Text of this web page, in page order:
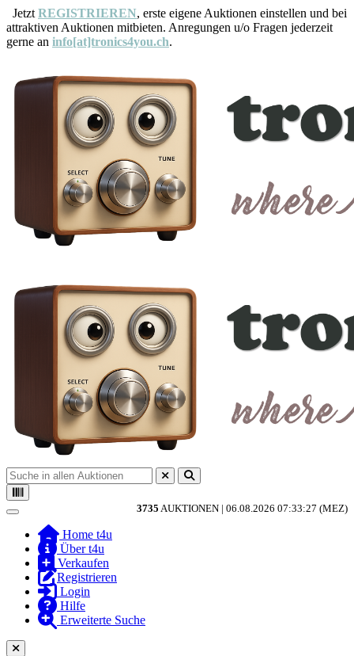
Jetzt REGISTRIEREN, erste eigene Auktionen einstellen und bei
attraktiven Auktionen mitbieten. Anregungen u/o Fragen jederzeit
gerne an info[at]tronics4you.ch.
3735 AUKTIONEN | 06.08.2026 07:33:27 (MEZ)
Toggle navigation
Home t4u
Über t4u
Verkaufen
Registrieren
Login
Hilfe
Erweiterte Suche